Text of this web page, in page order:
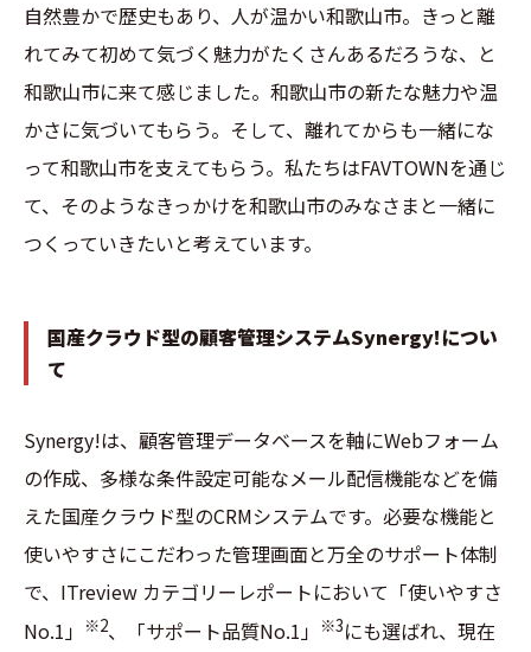
自然豊かで歴史もあり、人が温かい和歌山市。きっと離
れてみて初めて気づく魅力がたくさんあるだろうな、と
和歌山市に来て感じました。和歌山市の新たな魅力や温
かさに気づいてもらう。そして、離れてからも一緒にな
って和歌山市を支えてもらう。私たちはFAVTOWNを通じ
て、そのようなきっかけを和歌山市のみなさまと一緒に
つくっていきたいと考えています。
国産クラウド型の顧客管理システムSynergy!につい
て
Synergy!は、顧客管理データベースを軸にWebフォーム
の作成、多様な条件設定可能なメール配信機能などを備
えた国産クラウド型のCRMシステムです。必要な機能と
使いやすさにこだわった管理画面と万全のサポート体制
で、ITreview カテゴリーレポートにおいて「使いやすさ
No.1」
※2、「サポート品質No.1」 ※3にも選ばれ、現在